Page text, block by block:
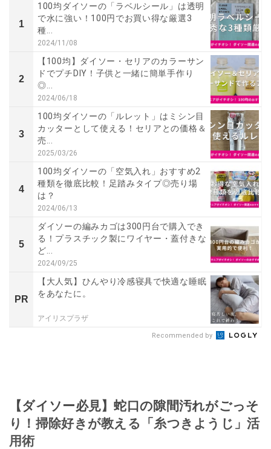
1
100均ダイソーの「ラベルシール」は透明
で水に強い！100円でお買い得な厳選3
種...
2024/11/08
2
【100均】ダイソー・セリアのカラーサン
ドでプチDIY！子供と一緒に簡単手作り
◎...
2024/06/18
3
100均ダイソーの「ルレット」はミシン目
カッターとして使える！セリアとの価格＆
売...
2025/03/26
4
100均ダイソーの「空気入れ」おすすめ2
種類を徹底比較！足踏みタイプ◎売り場
は？
2024/06/13
5
ダイソーの編みカゴは300円台で購入でき
る！プラスチック製にワイヤー・蓋付きな
ど...
2024/09/25
PR
【大人気】ひんやり冷感寝具で快適な睡眠
をあなたに。
アイリスプラザ
Recommended by
【ダイソー必見】蛇口の隙間汚れがごっそ
り！掃除好きが教える「糸つきようじ」活
用術